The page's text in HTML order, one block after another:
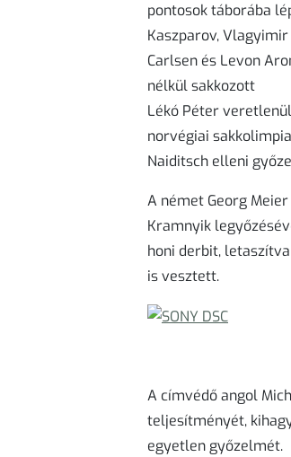
pontosok táborába
Kaszparov,
Carlsen és Levon
nélkül sakkozott
Lékó Péter
norvégiai
Naiditsch elleni
A német Georg
Kramnyik
honi derbit,
is vesztett.
A címvédő angol
teljesítményét,
egyetlen győzelmét.